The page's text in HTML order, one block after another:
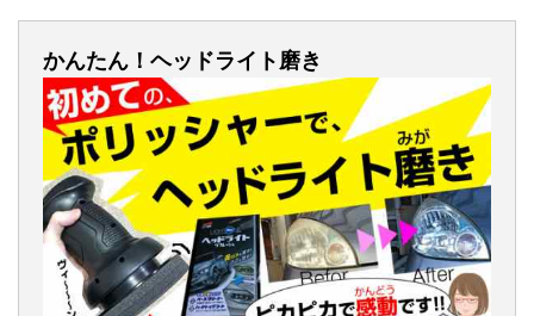
かんたん！ヘッドライト磨き